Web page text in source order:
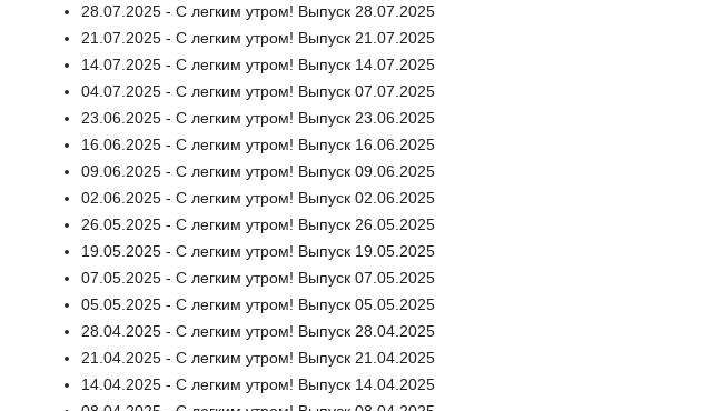
28.07.2025 - С легким утром! Выпуск 28.07.2025
21.07.2025 - С легким утром! Выпуск 21.07.2025
14.07.2025 - С легким утром! Выпуск 14.07.2025
04.07.2025 - С легким утром! Выпуск 07.07.2025
23.06.2025 - С легким утром! Выпуск 23.06.2025
16.06.2025 - С легким утром! Выпуск 16.06.2025
09.06.2025 - С легким утром! Выпуск 09.06.2025
02.06.2025 - С легким утром! Выпуск 02.06.2025
26.05.2025 - С легким утром! Выпуск 26.05.2025
19.05.2025 - С легким утром! Выпуск 19.05.2025
07.05.2025 - С легким утром! Выпуск 07.05.2025
05.05.2025 - С легким утром! Выпуск 05.05.2025
28.04.2025 - С легким утром! Выпуск 28.04.2025
21.04.2025 - С легким утром! Выпуск 21.04.2025
14.04.2025 - С легким утром! Выпуск 14.04.2025